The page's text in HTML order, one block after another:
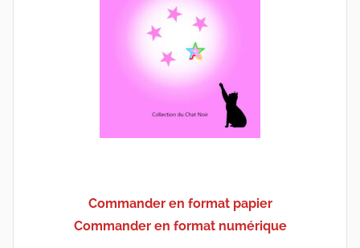
Commander en format papier
Commander en format numérique